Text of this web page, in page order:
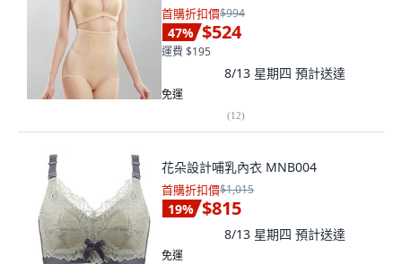
首購折扣價$994
47% $524
運費 $195
8/13 星期四 預計送達
免運
(12)
花朵設計哺乳內衣 MNB004
首購折扣價$1,015
19% $815
8/13 星期四 預計送達
免運